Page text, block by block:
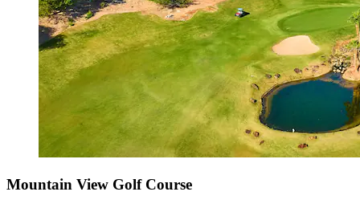
Mountain View Golf Course